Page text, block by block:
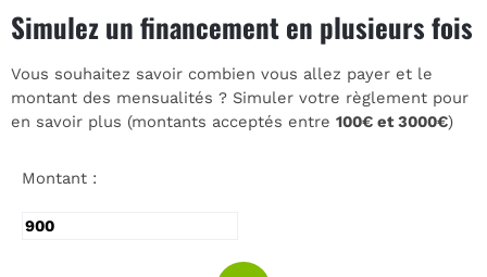
Simulez un financement en plusieurs fois
Vous souhaitez savoir combien vous allez payer et le
montant des mensualités ? Simuler votre règlement pour
en savoir plus (montants acceptés entre 100€ et 3000€)
Montant :